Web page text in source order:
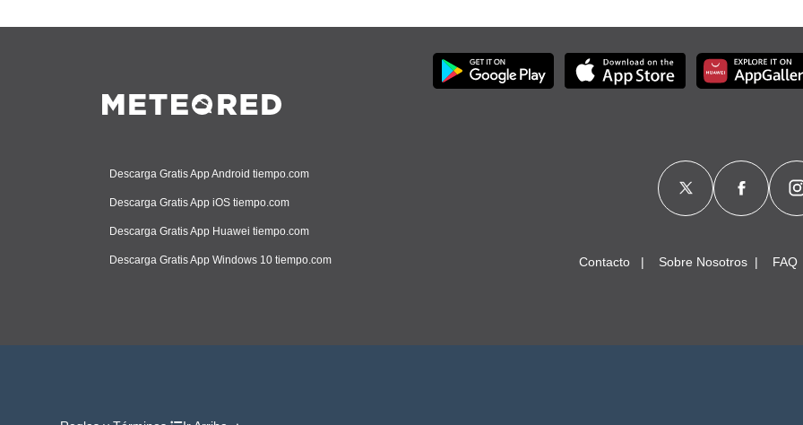
Descarga Gratis App Android tiempo.com
Descarga Gratis App iOS tiempo.com
Descarga Gratis App Huawei tiempo.com
Descarga Gratis App Windows 10 tiempo.com Contacto Sobre Nosotros FAQ